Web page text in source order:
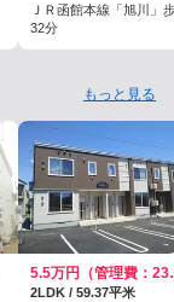
ＪＲ函館本線「旭川」
32分
もっと見る
5.5
2LDK / 59.37平米